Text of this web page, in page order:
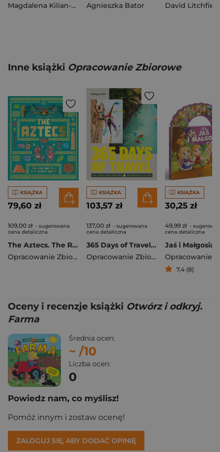
Magdalena Kilian-Antoine Agnieszka Bator David
Inne książki Opracowanie Zbiorowe
KSIĄŻKA
79,60 zł
109,00 zł - sugerowana
cena detaliczna
The Aztecs. The Rise and Fall of a Mighty Empire
Opracowanie Zbiorowe
KSIĄŻKA
103,57 zł
137,00 zł - sugerowana
cena detaliczna
365 Days of Travel. Lonely Planet
Opracowanie Zbiorowe
KSIĄŻKA
30,25 zł
49,99 zł -
cena detaliczna
Jaś i Małgosia
7,4 (8)
Oceny i recenzje książki Otwórz i odkryj.
Farma
Średnia ocen:
~ /10
Liczba ocen:
0
Powiedz nam, co myślisz!
Pomóż innym i zostaw ocenę!
ZALOGUJ SIĘ, ABY DODAĆ OPINIĘ